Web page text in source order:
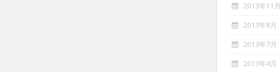
2013年11月
2013年8月
2013年7月
2013年4月